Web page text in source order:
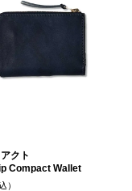
クト
Compact Wallet
）